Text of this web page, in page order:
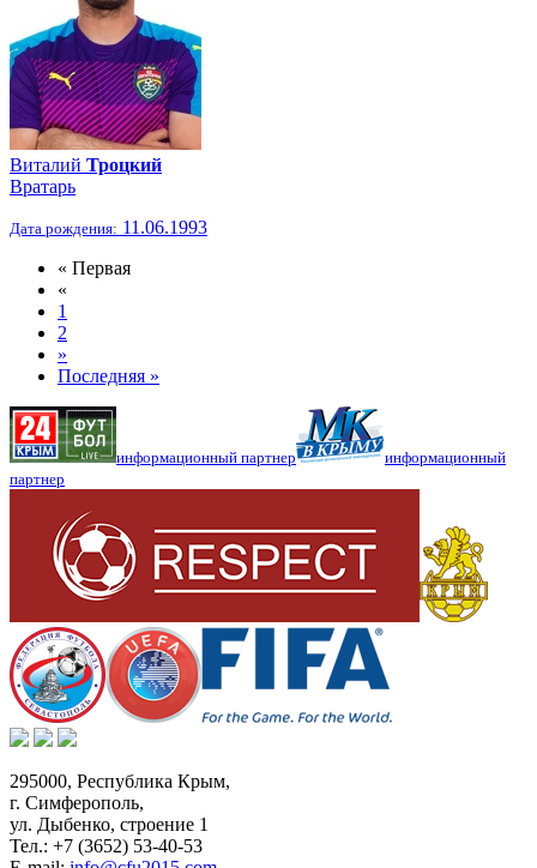
Виталий Троцкий
Вратарь
Дата рождения: 11.06.1993
« Первая
«
1
2
»
Последняя »
информационный партнер
информационный
партнер
295000, Республика Крым,
г. Симферополь,
ул. Дыбенко, строение 1
Тел.: +7 (3652) 53-40-53